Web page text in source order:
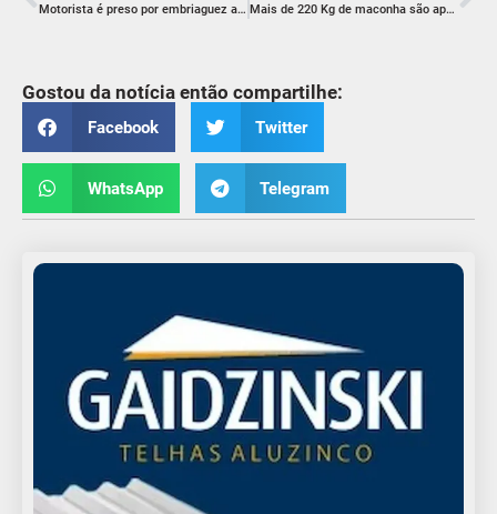
Motorista é preso por embriaguez ao volante após causar acidente e fugir em Araranguá Mais de 220 Kg de maconha são apreendidos na SC-100
Gostou da notícia então compartilhe:
Facebook Twitter
WhatsApp Telegram